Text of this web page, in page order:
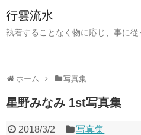
行雲流水
執着することなく物に応じ、事に
ホーム 写真集
星野みなみ 1st写真集
2018/3/2 写真集